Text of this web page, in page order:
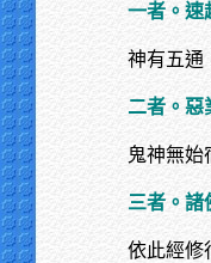
一者。速
神有五通
二者。惡
鬼神無始
三者。諸
依此經修